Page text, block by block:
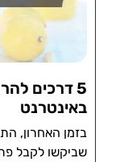
5 דרכים
באינטרנט
בזמן האחרון,
שביקשו לקבל